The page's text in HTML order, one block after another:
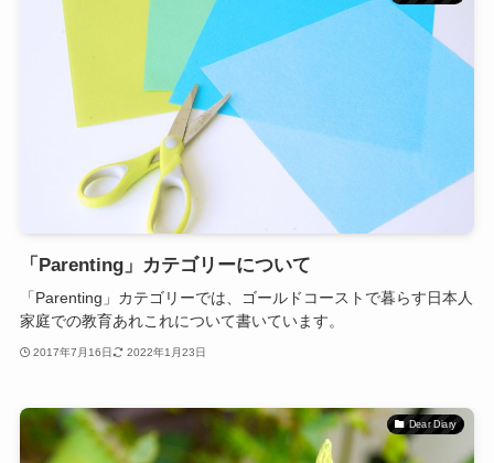
「Parenting」カテゴリーについて
「Parenting」カテゴリーでは、ゴールドコーストで暮らす日本人
家庭での教育あれこれについて書いています。
2017年7月16日 2022年1月23日
Dear Diary